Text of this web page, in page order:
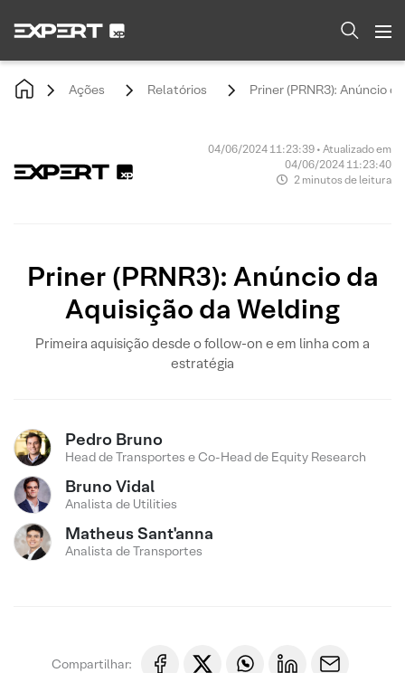
Ações Relatórios Priner (PRNR3): Anúncio
04/06/2024 11:23:39 • Atualizado em
04/06/2024 11:23:40
2 minutos de leitura
Priner (PRNR3): Anúncio da
Aquisição da Welding
Primeira aquisição desde o follow-on e em linha com a
estratégia
Pedro Bruno
Head de Transportes e Co-Head de Equity Research
Bruno Vidal
Analista de Utilities
Matheus Sant'anna
Analista de Transportes
Compartilhar: